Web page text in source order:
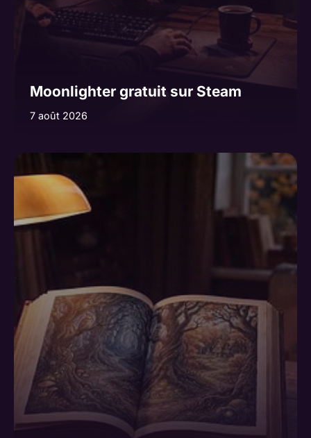
Moonlighter gratuit sur Steam
7 août 2026